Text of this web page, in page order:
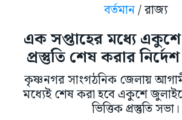
বর্তমান/ রাজ্য
এক সপ্তাহের মধ্যে
প্রস্তুতি শেষ করার
কৃষ্ণনগর সাংগঠনিক জেলায়
মধ্যেই শেষ করা হবে একুশে
ভিত্তিক প্রস্তুতি সভা।